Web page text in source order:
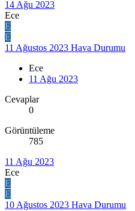
14 Ağu 2023
Ece
E
E
11 Ağustos 2023 Hava Durumu
Ece
11 Ağu 2023
Cevaplar
0
Görüntüleme
785
11 Ağu 2023
Ece
E
E
10 Ağustos 2023 Hava Durumu